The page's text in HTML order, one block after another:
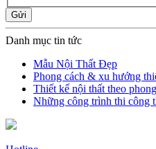
Gửi
Danh mục tin tức
Mẫu Nội Thất Đẹp
Phong cách & xu hướng
Thiết kế nội thất theo
Những công trình thi công